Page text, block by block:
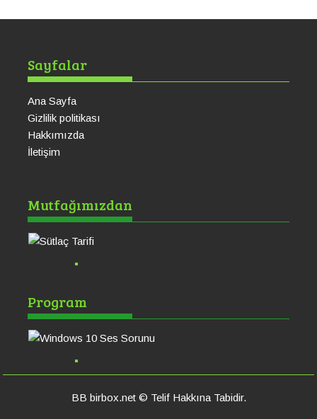
Sayfalar
Ana Sayfa
Gizlilik politikası
Hakkımızda
İletişim
Mutfağımızdan
Program
Sorunu
BB birbox.net © Telif Hakkına Tabidir.